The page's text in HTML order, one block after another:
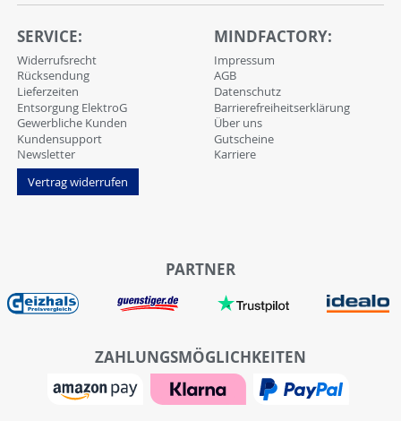
SERVICE:
Widerrufsrecht
Rücksendung
Lieferzeiten
Entsorgung ElektroG
Gewerbliche Kunden
Kundensupport
Newsletter
Vertrag widerrufen
MINDFACTORY:
Impressum
AGB
Datenschutz
Barrierefreiheitserklärung
Über uns
Gutscheine
Karriere
PARTNER
ZAHLUNGSMÖGLICHKEITEN